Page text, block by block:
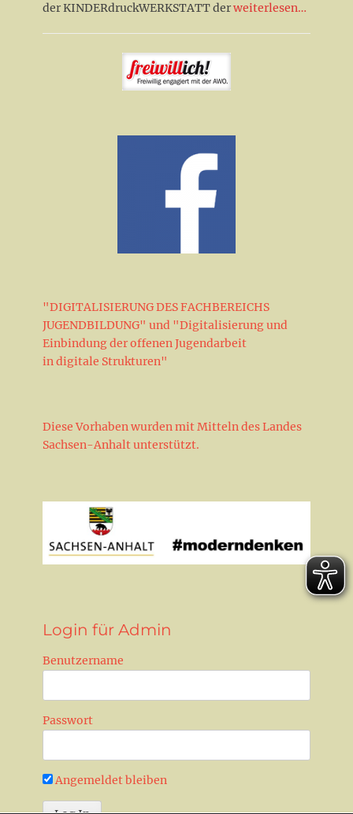
der KINDERdruckWERKSTATT derweiterlesen…
"DIGITALISIERUNG DES FACHBEREICHS
JUGENDBILDUNG" und "Digitalisierung und
Einbindung der offenen Jugendarbeit
in digitale Strukturen"
Diese Vorhaben wurden mit Mitteln des Landes
Sachsen-Anhalt unterstützt.
Login für Admin
Benutzername
Passwort
Angemeldet bleiben